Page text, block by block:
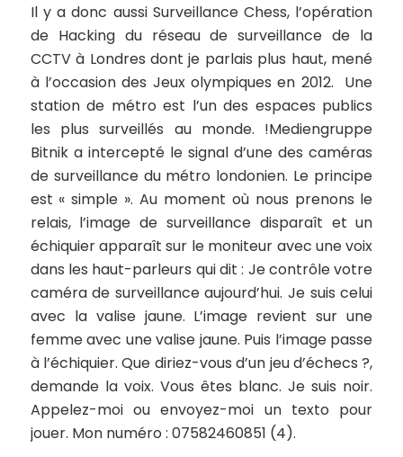
Il y a donc aussi Surveillance Chess, l’opération
de Hacking du réseau de surveillance de la
CCTV à Londres dont je parlais plus haut, mené
à l’occasion des Jeux olympiques en 2012. Une
station de métro est l’un des espaces publics
les plus surveillés au monde. !Mediengruppe
Bitnik a intercepté le signal d’une des caméras
de surveillance du métro londonien. Le principe
est « simple ». Au moment où nous prenons le
relais, l’image de surveillance disparaît et un
échiquier apparaît sur le moniteur avec une voix
dans les haut-parleurs qui dit : Je contrôle votre
caméra de surveillance aujourd’hui. Je suis celui
avec la valise jaune. L’image revient sur une
femme avec une valise jaune. Puis l’image passe
à l’échiquier.Que diriez-vous d’un jeu d’échecs ?,
demande la voix. Vous êtes blanc. Je suis noir.
Appelez-moi ou envoyez-moi un texto pour
jouer. Mon numéro : 07582460851 (4).